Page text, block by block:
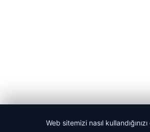
Web sitemizi nasıl